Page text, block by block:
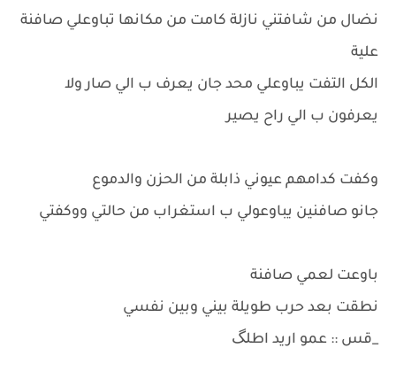
نضال من شافتني نازلة كامت من مكانها تباوعلي صافنة
علية
الكل التفت يباوعلي محد جان يعرف ب الي صار ولا
يعرفون ب الي راح يصير
وكفت كدامهم عيوني ذابلة من الحزن والدموع
جانو صافنين يباوعولي ب استغراب من حالتي ووكفتي
باوعت لعمي صافنة
نطقت بعد حرب طويلة بيني وبين نفسي
_قس :: عمو اريد اطلگ